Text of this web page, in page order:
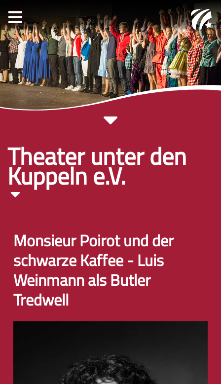
Theater unter den
Kuppeln e.V.
Monsieur Poirot und der
schwarze Kaffee - Luis
Weinmann als Butler
Tredwell